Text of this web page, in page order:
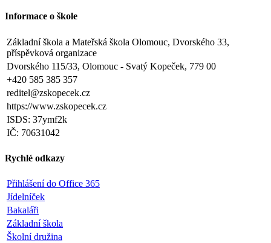
Informace o škole
Základní škola a Mateřská škola Olomouc, Dvorského 33,
příspěvková organizace
Dvorského 115/33, Olomouc - Svatý Kopeček, 779 00
+420 585 385 357
reditel@zskopecek.cz
https://www.zskopecek.cz
ISDS: 37ymf2k
IČ: 70631042
Rychlé odkazy
Přihlášení do Office 365
Jídelníček
Bakaláři
Základní škola
Školní družina